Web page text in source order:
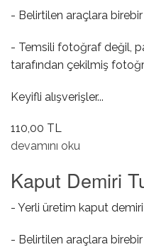
- Belirtilen araçlara
- Temsili fotoğraf değil,
tarafından çekilmiş
Keyifli alışverişler...
110,00 TL
Hava Filtre Kutusu Alt
devamını oku
Kaput Demiri
- Yerli üretim kaput
- Belirtilen araçlara